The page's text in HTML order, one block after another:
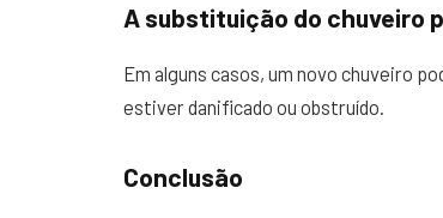
A substituição do chuveiro
Em alguns casos, um novo chuveiro
estiver danificado ou obstruído.
Conclusão